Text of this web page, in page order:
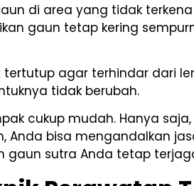
di area yang tidak
gaun tetap kering
agar terhindar dari
tidak berubah.
cukup mudah. Hanya
Anda bisa mengandalkan
gaun sutra Anda tetap